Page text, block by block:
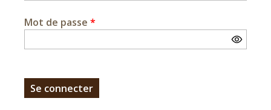
Mot de passe *